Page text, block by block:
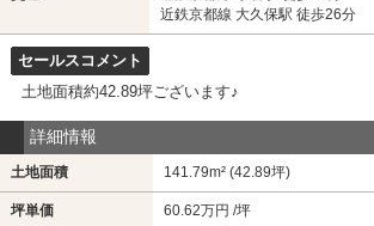
近鉄京都線 大久保駅 徒歩26分
セールスコメント
土地面積約42.89坪ございます♪
詳細情報
土地面積 141.79m² (42.89坪)
坪単価 60.62万円 /坪